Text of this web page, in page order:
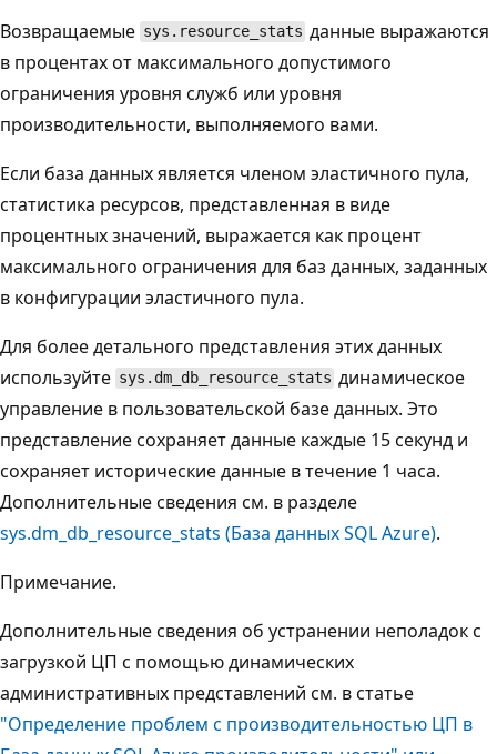
Возвращаемые sys.resource_stats данные выражаются
в процентах от максимального допустимого
ограничения уровня служб или уровня
производительности, выполняемого вами.
Если база данных является членом эластичного пула,
статистика ресурсов, представленная в виде
процентных значений, выражается как процент
максимального ограничения для баз данных, заданных
в конфигурации эластичного пула.
Для более детального представления этих данных
используйте sys.dm_db_resource_stats динамическое
управление в пользовательской базе данных. Это
представление сохраняет данные каждые 15 секунд и
сохраняет исторические данные в течение 1 часа.
Дополнительные сведения см. в разделе
sys.dm_db_resource_stats (База данных SQL Azure).
Примечание.
Дополнительные сведения об устранении неполадок с
загрузкой ЦП с помощью динамических
административных представлений см. в статье
"Определение проблем с производительностью ЦП в